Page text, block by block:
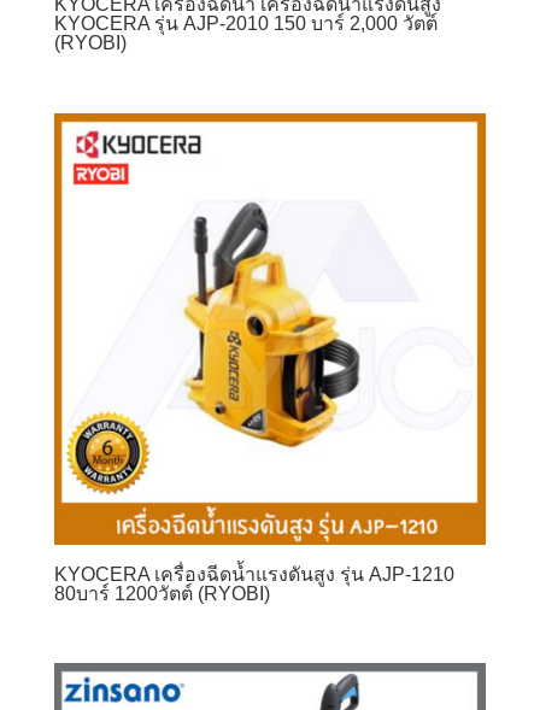
KYOCERA เครื่องฉีดน้ำ เครื่องฉีดน้ำแรงดันสูง
KYOCERA รุ่น AJP-2010 150 บาร์ 2,000 วัตต์
(RYOBI)
KYOCERA เครื่องฉีดน้ำแรงดันสูง รุ่น AJP-1210
80บาร์ 1200วัตต์ (RYOBI)